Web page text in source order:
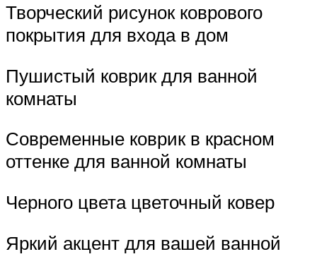
Творческий рисунок коврового
покрытия для входа в дом
Пушистый коврик для ванной
комнаты
Современные коврик в красном
оттенке для ванной комнаты
Черного цвета цветочный ковер
Яркий акцент для вашей ванной